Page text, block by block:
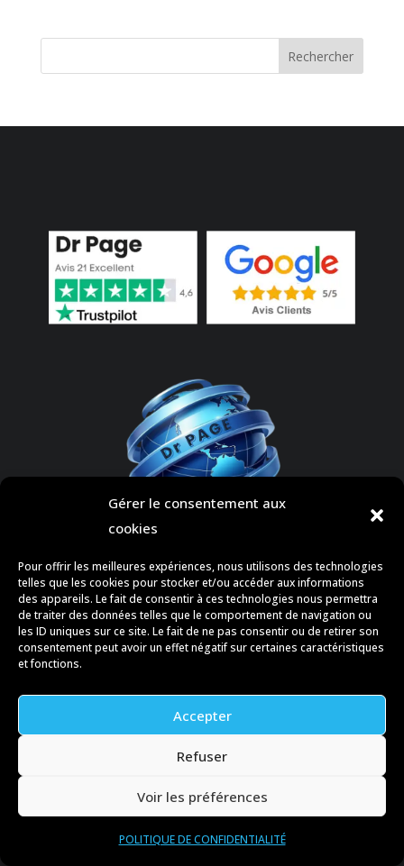
Gérer le consentement aux
cookies
Pour offrir les meilleures expériences, nous utilisons des technologies
telles que les cookies pour stocker et/ou accéder aux informations
des appareils. Le fait de consentir à ces technologies nous permettra
de traiter des données telles que le comportement de navigation ou
les ID uniques sur ce site. Le fait de ne pas consentir ou de retirer son
consentement peut avoir un effet négatif sur certaines caractéristiques
et fonctions.
Accepter
Refuser
Voir les préférences
POLITIQUE DE CONFIDENTIALITÉ
Rechercher
INFOS LÉGALES